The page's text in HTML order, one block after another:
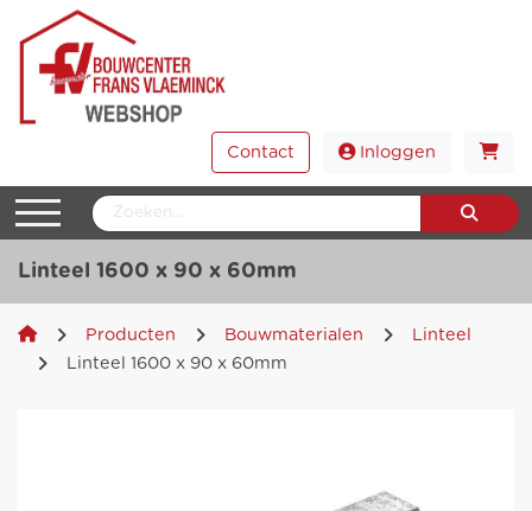
Contact Inloggen
Linteel 1600 x 90 x 60mm
Producten Bouwmaterialen
Linteel
Linteel 1600 x 90 x 60mm